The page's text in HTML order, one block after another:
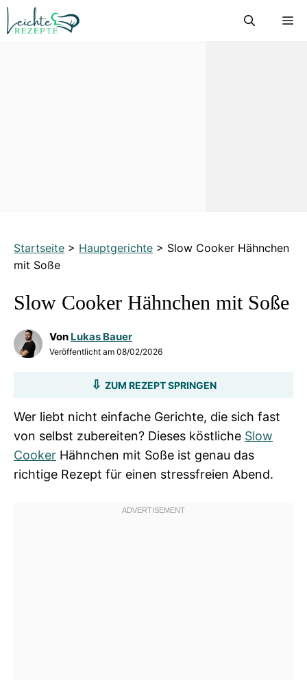
Zum
Inhalt
Startseite > Hauptgerichte > Slow Cooker Hähnchen
mit Soße
Slow Cooker Hähnchen mit Soße
Von Lukas Bauer
Veröffentlicht am 08/02/2026
ZUM REZEPT SPRINGEN
Wer liebt nicht einfache Gerichte, die sich fast
von selbst zubereiten? Dieses köstliche Slow
Cooker Hähnchen mit Soße ist genau das
richtige Rezept für einen stressfreien Abend.